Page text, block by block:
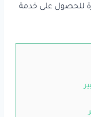
للحصول على خدمة